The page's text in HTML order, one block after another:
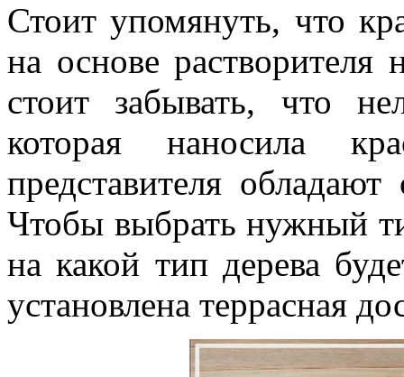
Стоит упомянуть, что
на основе растворителя
стоит забывать, что
которая наносила
представителя
Чтобы выбрать нужный
на какой тип дерева
установлена террасная